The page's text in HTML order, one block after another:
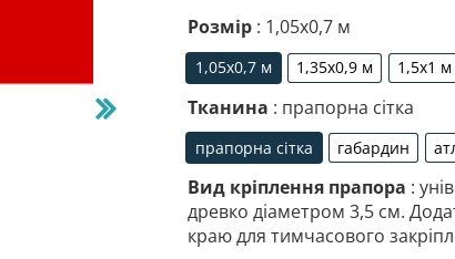
Розмір : 1,05х0,7 м
1,05х0,7 м
1,05х0,7 м
1,35х0,9 м
1,35х0,9 м
1,5х1 м
Тканина : прапорна сітка
прапорна сітка
прапорна сітка
габардин
габардин
Вид кріплення прапора :
древко діаметром 3,5 см.
краю для тимчасового